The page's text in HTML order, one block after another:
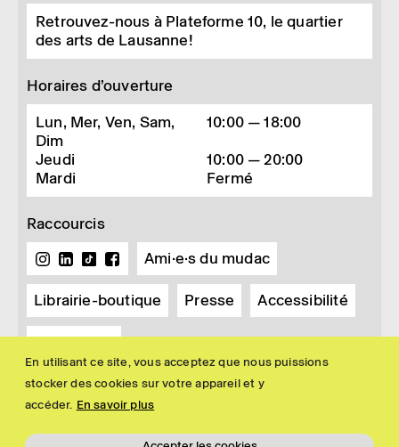
En utilisant ce site, vous acceptez que nous puissions
stocker des cookies sur votre appareil et y
accéder. En savoir plus
Retrouvez-nous à Plateforme 10, le quartier
des arts de Lausanne!
Horaires d’ouverture
Lun, Mer, Ven, Sam,
Dim
10:00 — 18:00
Jeudi
10:00 — 20:00
Mardi
Fermé
Raccourcis
Ami·e·s du mudac
Librairie-boutique Presse Accessibilité
Newsletter